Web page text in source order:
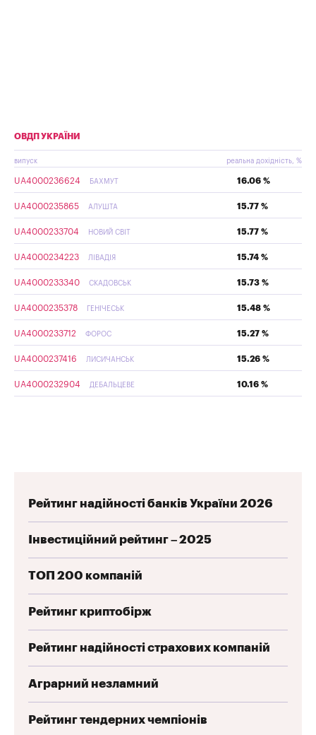
ОВДП УКРАЇНИ
випуск реальна дохідність, %
UA4000236624 БАХМУТ 16.06 %
UA4000235865 АЛУШТА 15.77 %
UA4000233704 НОВИЙ СВІТ 15.77 %
UA4000234223 ЛІВАДІЯ 15.74 %
UA4000233340 СКАДОВСЬК 15.73 %
UA4000235378 ГЕНІЧЕСЬК 15.48 %
UA4000233712 ФОРОС 15.27 %
UA4000237416 ЛИСИЧАНСЬК 15.26 %
UA4000232904 ДЕБАЛЬЦЕВЕ 10.16 %
Рейтинг надійності банків України 2026
Інвестиційний рейтинг – 2025
ТОП 200 компаній
Рейтинг криптобірж
Рейтинг надійності страхових компаній
Аграрний незламний
Рейтинг тендерних чемпіонів